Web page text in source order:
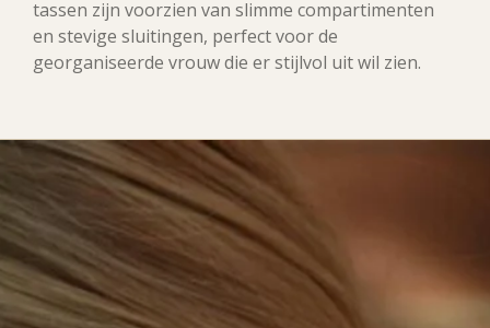
tassen zijn voorzien van slimme compartimenten
en stevige sluitingen, perfect voor de
georganiseerde vrouw die er stijlvol uit wil zien.